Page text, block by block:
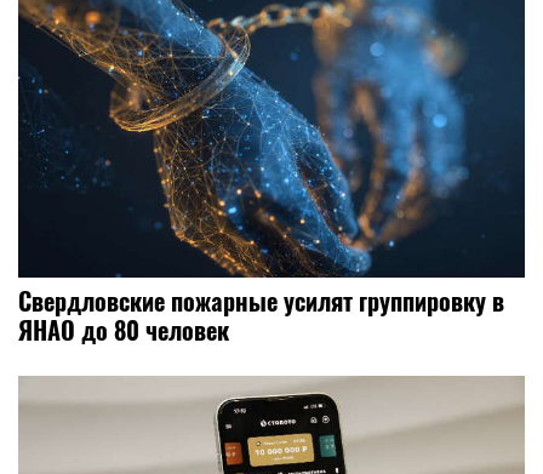
Свердловские пожарные усилят группировку в
ЯНАО до 80 человек